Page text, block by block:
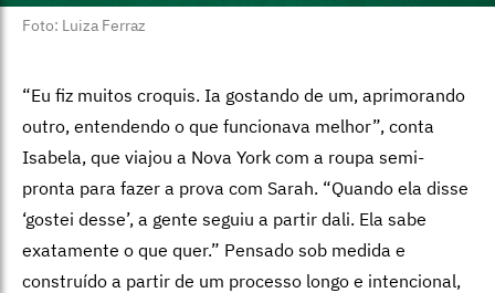
Foto: Luiza Ferraz
“Eu fiz muitos croquis. Ia gostando de um, aprimorando
outro, entendendo o que funcionava melhor”, conta
Isabela, que viajou a Nova York com a roupa semi-
pronta para fazer a prova com Sarah. “Quando ela disse
‘gostei desse’, a gente seguiu a partir dali. Ela sabe
exatamente o que quer.” Pensado sob medida e
construído a partir de um processo longo e intencional,